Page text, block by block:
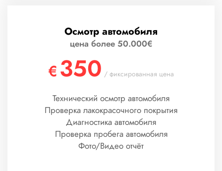
Осмотр автомобиля
цена более 50.000€
€350 / фиксированная цена
Технический осмотр автомобиля
Проверка лакокрасочного покрытия
Диагностика автомобиля
Проверка пробега автомобиля
Фото/Видео отчёт